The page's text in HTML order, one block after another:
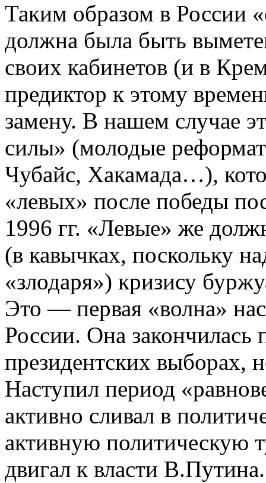
Таким образом в России
должна была быть
своих кабинетов (и в
предиктор к этому
замену. В нашем случае
силы» (молодые
Чубайс, Хакамада…),
«левых» после победы
1996 гг. «Левые» же
(в кавычках, поскольку
«злодаря») кризису
Это —первая «волна»
России. Она
президентских
Наступил период
активно сливал в
активную политическую
двигал к власти В.Путина.